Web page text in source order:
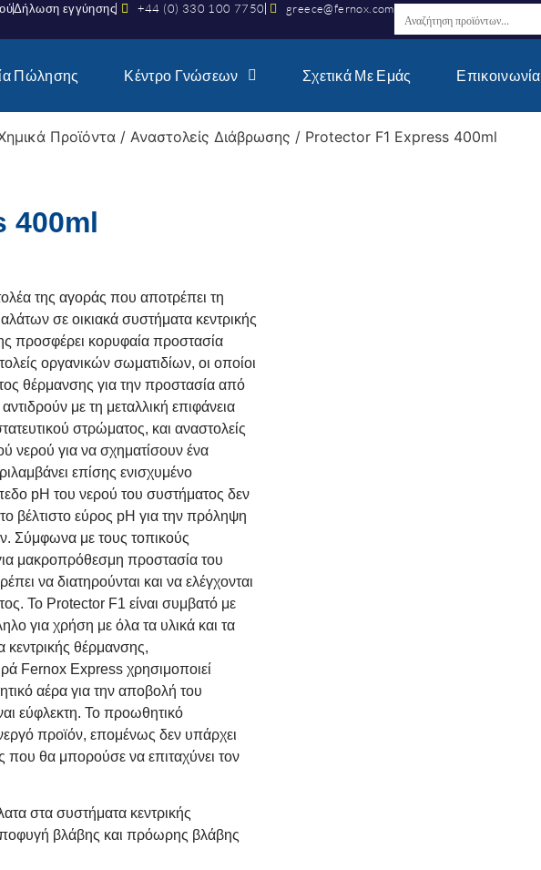
Δήλωση εγγύησης +44 (0) 330 100 7750 greece@fernox.com
Πώλησης Κέντρο Γνώσεων Σχετικά Με Εμάς Επικοινωνία
Προϊόντα / Αναστολείς Διάβρωσης / Protector F1 Express 400ml
400ml
της αγοράς που αποτρέπει τη
σε οικιακά συστήματα κεντρικής
προσφέρει κορυφαία προστασία
οργανικών σωματιδίων, οι οποίοι
θέρμανσης για την προστασία από
με τη μεταλλική επιφάνεια
στρώματος, και αναστολείς
νερού για να σχηματίσουν ένα
επίσης ενισχυμένο
pH του νερού του συστήματος δεν
βέλτιστο εύρος pH για την πρόληψη
Σύμφωνα με τους τοπικούς
για μακροπρόθεσμη προστασία του
να διατηρούνται και να ελέγχονται
Το Protector F1 είναι συμβατό με
για χρήση με όλα τα υλικά και τα
κεντρικής θέρμανσης,
Fernox Express χρησιμοποιεί
αέρα για την αποβολή του
εύφλεκτη. Το προωθητικό
προϊόν, επομένως δεν υπάρχει
που θα μπορούσε να επιταχύνει τον
στα συστήματα κεντρικής
βλάβης και πρόωρης βλάβης